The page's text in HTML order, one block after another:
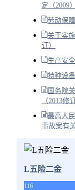
定（2009）
劳动保
关于实
订）
生产安
特种设
国务院
（2013修
最高人
事故案有
L五险二金
116